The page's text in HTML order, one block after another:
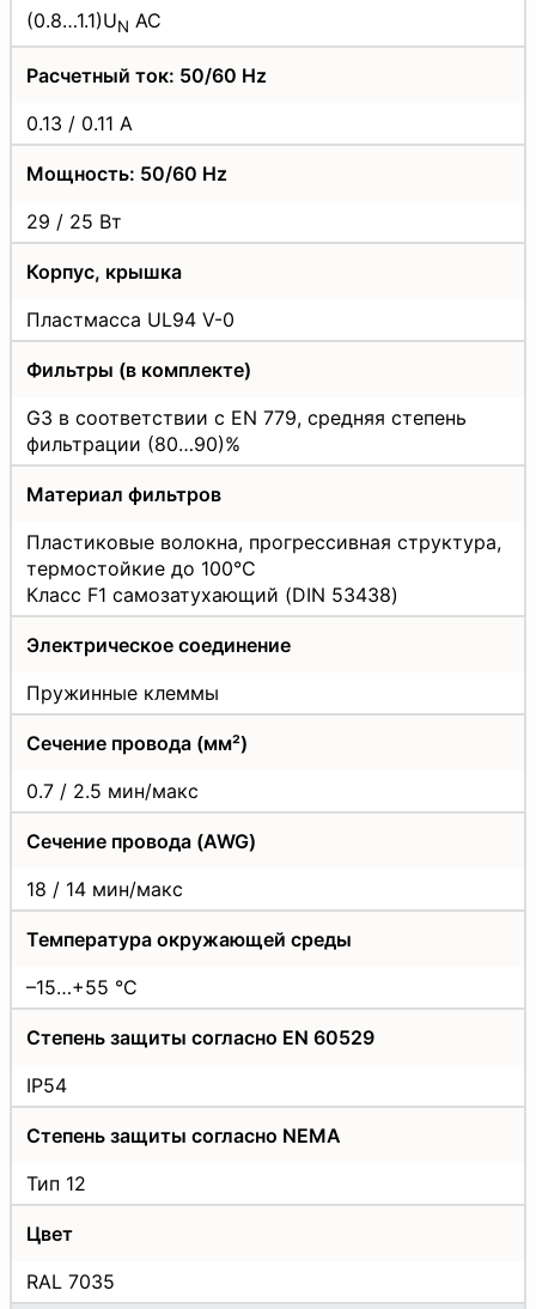
(0.8…1.1)UN AC
Расчетный ток: 50/60 Hz
0.13 / 0.11 A
Мощность: 50/60 Hz
29 / 25 Вт
Корпус, крышка
Пластмасса UL94 V-0
Фильтры (в комплекте)
G3 в соответствии с EN 779, средняя степень
фильтрации (80…90)%
Материал фильтров
Пластиковые волокна, прогрессивная структура,
термостойкие до 100°C
Класс F1 самозатухающий (DIN 53438)
Электрическое соединение
Пружинные клеммы
Сечение провода (мм²)
0.7 / 2.5 мин/макс
Сечение провода (AWG)
18 / 14 мин/макс
Температура окружающей среды
–15…+55 °C
Степень защиты согласно EN 60529
IP54
Степень защиты согласно NEMA
Тип 12
Цвет
RAL 7035